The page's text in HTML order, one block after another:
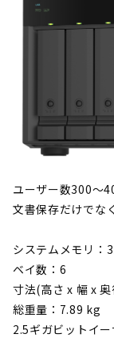
ユーザー数300～
文書保存だけでな
システムメモリ
ベイ数：6
寸法(高さ x 幅 x
総重量：7.89 kg
2.5ギガビットイ